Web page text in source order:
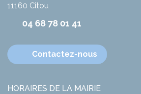
11160 Citou
04 68 78 01 41
Contactez-nous
HORAIRES DE LA MAIRIE